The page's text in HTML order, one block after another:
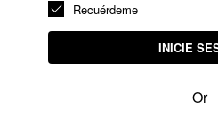
Recuérdeme
INICIE
Or